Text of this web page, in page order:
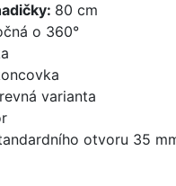
80 cm
o 360°
varianta
otvoru 35